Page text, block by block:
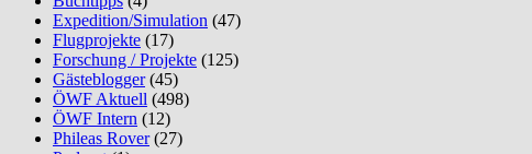
Expedition/Simulation (47)
Flugprojekte (17)
Forschung / Projekte (125)
Gästeblogger(45)
ÖWF Aktuell (498)
ÖWF Intern (12)
Phileas Rover(27)